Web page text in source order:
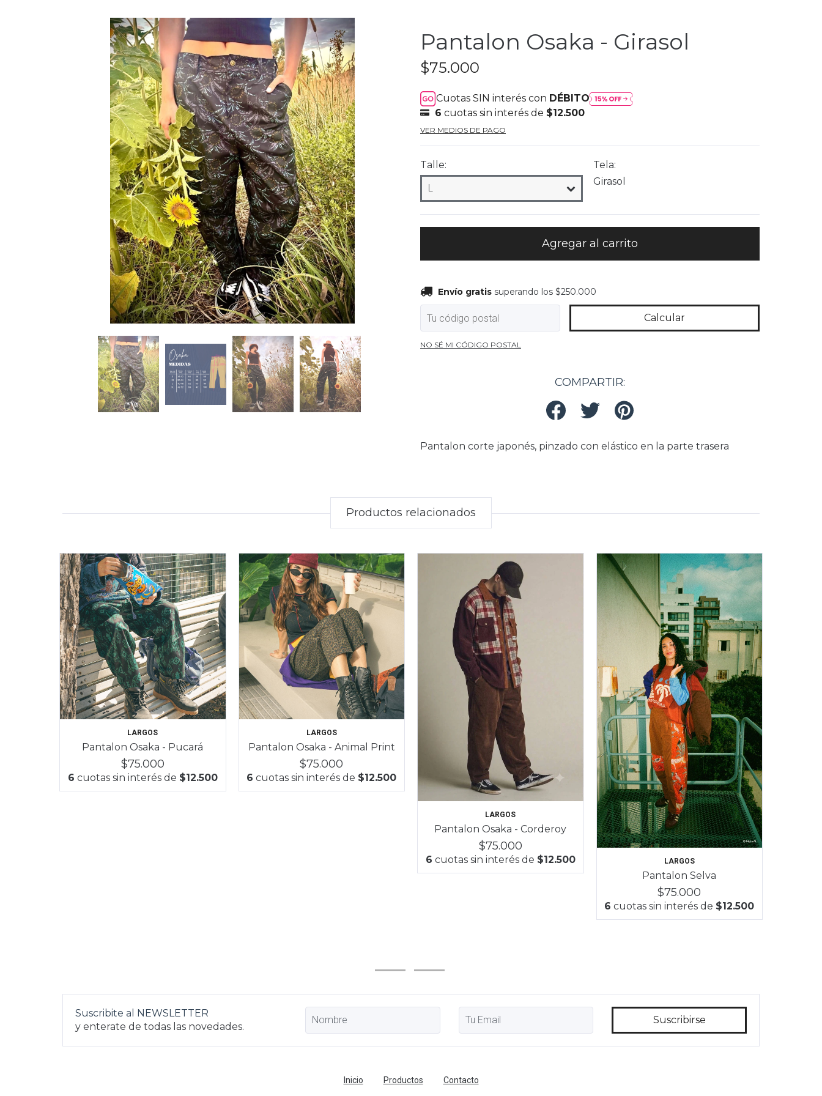
Pantalon Osaka - Girasol
$75.000
Cuotas SIN interés con DÉBITO
6 cuotas sin interés de $12.500
VER MEDIOS DE PAGO
Talle:
Tela:
Girasol
Envío gratissuperando los
Entregas para el CP: Cambiar CP
Envío gratis superando los $250.000
Calcular
NO SÉ MI CÓDIGO POSTAL
COMPARTIR:
Pantalon corte japonés, pinzado con elástico en la parte trasera
Productos relacionados
LARGOS
Pantalon Osaka - Pucará
$75.000
6 cuotas sin interés de $12.500
LARGOS
Pantalon Osaka - Animal Print
$75.000
6 cuotas sin interés de $12.500
LARGOS
Pantalon Osaka - Corderoy
$75.000
6 cuotas sin interés de $12.500 LARGOS
Pantalon Selva
$75.000
6 cuotas sin interés de $12.500
Suscribite al NEWSLETTER
y enterate de todas las novedades.
Inicio Productos Contacto